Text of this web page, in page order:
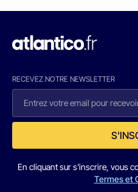
RECEVEZ NOTRE NEWSLETTER
En cliquant sur s'inscrire, vous
Termes et